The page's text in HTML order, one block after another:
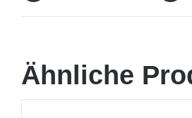
Ähnliche